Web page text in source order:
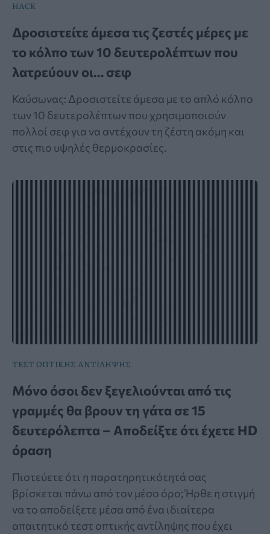
HACK
Δροσιστείτε άμεσα τις ζεστές μέρες με
το κόλπο των 10 δευτερολέπτων που
λατρεύουν οι… σεφ
Καύσωνας: Δροσιστείτε άμεσα με το απλό κόλπο
των 10 δευτερολέπτων που χρησιμοποιούν
πολλοί σεφ για να αντέχουν τη ζέστη ακόμη και
στις πιο υψηλές θερμοκρασίες.
ΤΕΣΤ ΟΠΤΙΚΗΣ ΑΝΤΙΛΗΨΗΣ
Μόνο όσοι δεν ξεγελιούνται από τις
γραμμές θα βρουν τη γάτα σε 15
δευτερόλεπτα – Αποδείξτε ότι έχετε HD
όραση
Πιστεύετε ότι η παρατηρητικότητά σας
βρίσκεται πάνω από τον μέσο όρο; Ήρθε η στιγμή
να το αποδείξετε μέσα από ένα ιδιαίτερα
απαιτητικό τεστ οπτικής αντίληψης που έχει